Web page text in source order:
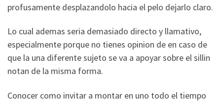
profusamente desplazandolo hacia el pelo dejarlo claro.
Lo cual ademas seri­a demasiado directo y llamativo,
especialmente porque no tienes opinion de en caso de
que la una diferente sujeto se va a apoyar sobre el silli­n
notan de la misma forma.
Conocer como invitar a montar en uno todo el tiempo